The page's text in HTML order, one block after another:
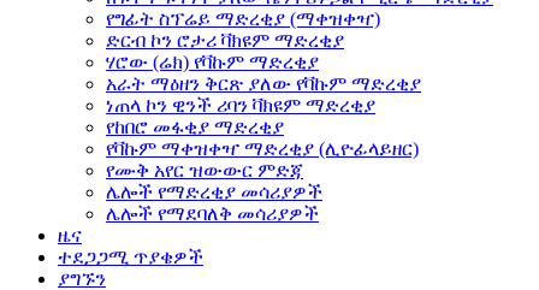
የግፊት ስፕሬይ ማድረቂያ (ማቀዝቀዣ)
ድርብ ኮን ሮታሪ ቫክዩም ማድረቂያ
ሃሮው (ሬክ) የቫኩም ማድረቂያ
አራት ማዕዘን ቅርጽ ያለው የቫኩም ማድረቂያ
ነጠላ ኮን ዊንች ሪባን ቫክዩም ማድረቂያ
የከበሮ መፋቂያ ማድረቂያ
የቫኩም ማቀዝቀዣ ማድረቂያ (ሊዮፊላይዘር)
የሙቅ አየር ዝውውር ምድጃ
ሌሎች የማድረቂያ መሳሪያዎች
ሌሎች የማደባለቅ መሳሪያዎች
ዜና
ተደጋጋሚ ጥያቄዎች
ያግኙን